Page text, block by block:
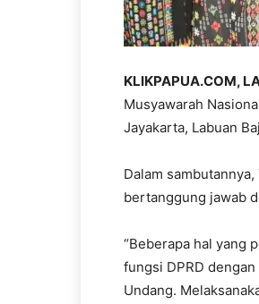
KLIKPAPUA.COM,
Musyawarah
Jayakarta, Labuan
Dalam
bertanggung jawab
“Beberapa hal yang
fungsi DPRD
Undang.